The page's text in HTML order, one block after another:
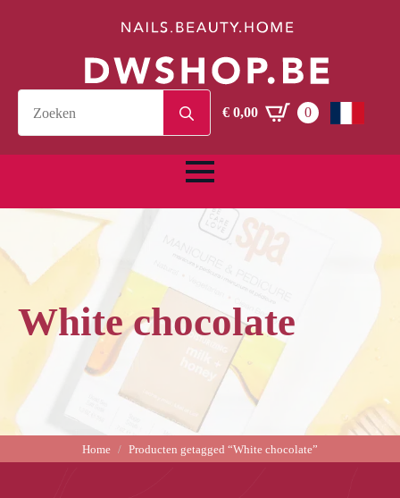
for:€0,00 0
White chocolate
Home Producten getagged “White chocolate”